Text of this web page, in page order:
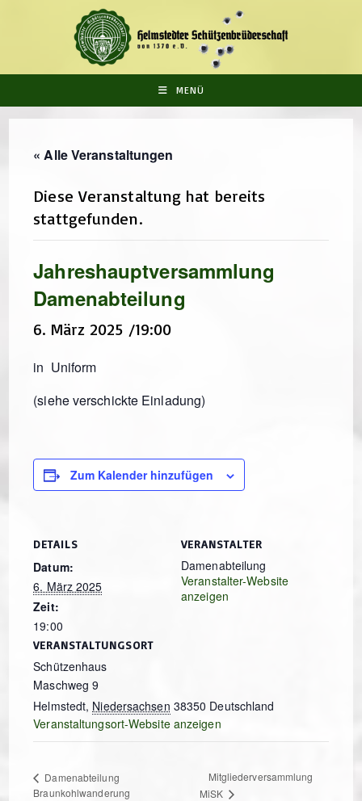
MENÜ
« Alle Veranstaltungen
Diese Veranstaltung hat bereits
stattgefunden.
Jahreshauptversammlung
Damenabteilung
6. März 2025 /19:00
in Uniform
(siehe verschickte Einladung)
Zum Kalender hinzufügen
DETAILS
Datum:
6. März 2025
Zeit:
19:00
VERANSTALTUNGSORT
Schützenhaus
Maschweg 9
Helmstedt, Niedersachsen 38350 Deutschland
Veranstaltungsort-Website anzeigen
VERANSTALTER
Damenabteilung
Veranstalter-Website
anzeigen
Damenabteilung
Braunkohlwanderung
Mitgliederversammlung
MiSK